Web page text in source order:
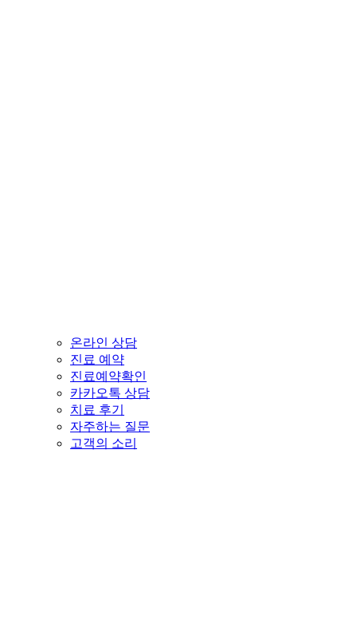
온라인 상담
진료 예약
진료예약확인
카카오톡 상담
치료 후기
자주하는 질문
고객의 소리